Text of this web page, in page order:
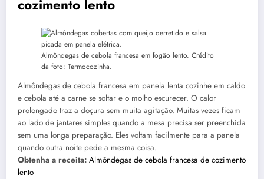
cozimento lento
Almôndegas de cebola francesa em fogão lento. Crédito
da foto: Termocozinha.
Almôndegas de cebola francesa em panela lenta cozinhe em caldo
e cebola até a carne se soltar e o molho escurecer. O calor
prolongado traz a doçura sem muita agitação. Muitas vezes ficam
ao lado de jantares simples quando a mesa precisa ser preenchida
sem uma longa preparação. Eles voltam facilmente para a panela
quando outra noite pede a mesma coisa.
Obtenha a receita: Almôndegas de cebola francesa de cozimento
lento